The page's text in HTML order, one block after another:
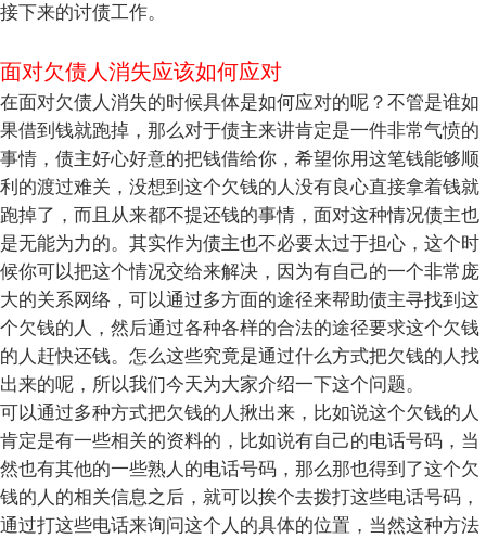
接下来的讨债工作。
面对欠债人消失应该如何应对
在面对欠债人消失的时候具体是如何应对的呢？不管是谁如
果借到钱就跑掉，那么对于债主来讲肯定是一件非常气愤的
事情，债主好心好意的把钱借给你，希望你用这笔钱能够顺
利的渡过难关，没想到这个欠钱的人没有良心直接拿着钱就
跑掉了，而且从来都不提还钱的事情，面对这种情况债主也
是无能为力的。其实作为债主也不必要太过于担心，这个时
候你可以把这个情况交给来解决，因为有自己的一个非常庞
大的关系网络，可以通过多方面的途径来帮助债主寻找到这
个欠钱的人，然后通过各种各样的合法的途径要求这个欠钱
的人赶快还钱。怎么这些究竟是通过什么方式把欠钱的人找
出来的呢，所以我们今天为大家介绍一下这个问题。
可以通过多种方式把欠钱的人揪出来，比如说这个欠钱的人
肯定是有一些相关的资料的，比如说有自己的电话号码，当
然也有其他的一些熟人的电话号码，那么那也得到了这个欠
钱的人的相关信息之后，就可以挨个去拨打这些电话号码，
通过打这些电话来询问这个人的具体的位置，当然这种方法